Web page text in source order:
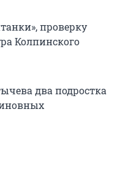
проверку
Колпинского
два подростка